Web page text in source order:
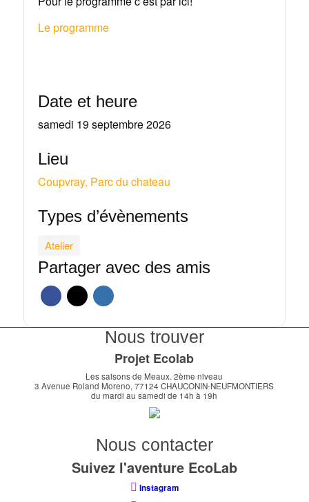
Le programme
Date et heure
samedi 19 septembre 2026
Lieu
Coupvray, Parc du chateau
Types d’évènements
Atelier
Partager avec des amis
Nous trouver
Projet Ecolab
Les saisons de Meaux. 2ème niveau
3 Avenue Roland Moreno, 77124 CHAUCONIN-NEUFMONTIERS
du mardi au samedi de 14h à 19h
Nous contacter
Suivez l'aventure EcoLab
Instagram